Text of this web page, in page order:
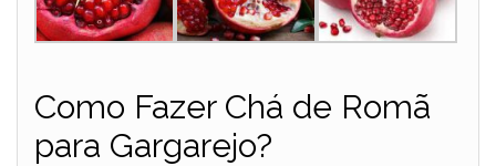
Como Fazer Chá de Romã
para Gargarejo?